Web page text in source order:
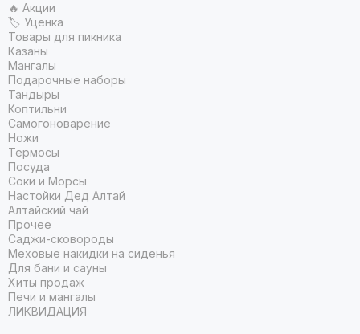
🔥 Акции
🏷 Уценка
Товары для пикника
Казаны
Мангалы
Подарочные наборы
Тандыры
Коптильни
Самогоноварение
Ножи
Термосы
Посуда
Соки и Морсы
Настойки Дед Алтай
Алтайский чай
Прочее
Саджи-сковороды
Меховые накидки на сиденья
Для бани и сауны
Хиты продаж
Печи и мангалы
ЛИКВИДАЦИЯ